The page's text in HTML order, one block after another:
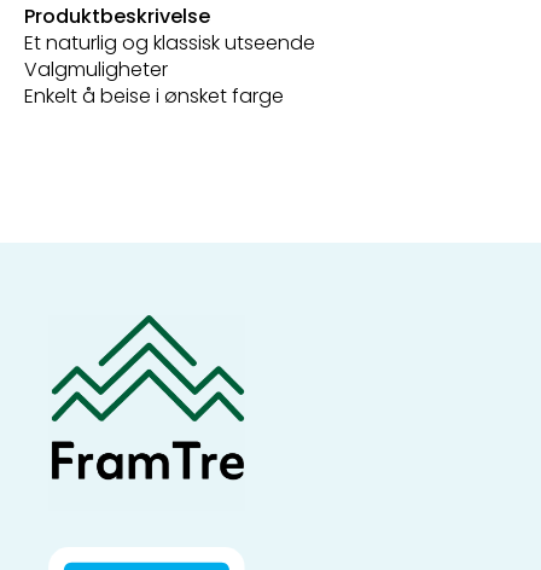
Produktbeskrivelse
Et naturlig og klassisk utseende
Valgmuligheter
Enkelt å beise i ønsket farge